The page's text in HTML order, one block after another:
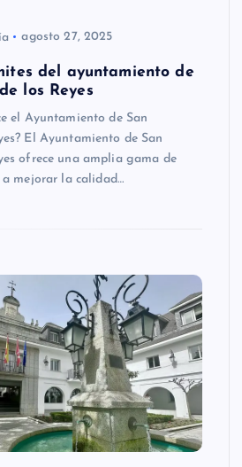
agosto 27, 2025
del ayuntamiento de
los Reyes
el Ayuntamiento de San
El Ayuntamiento de San
ofrece una amplia gama de
a mejorar la calidad…